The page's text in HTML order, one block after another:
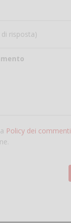
risposta)
Policy dei commenti